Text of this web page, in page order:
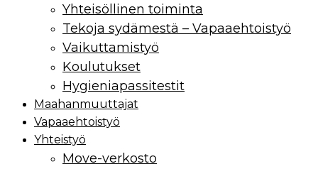
Yhteisöllinen toiminta
Tekoja sydämestä – Vapaaehtoistyö
Vaikuttamistyö
Koulutukset
Hygieniapassitestit
Maahan­muuttajat
Vapaaehtoistyö
Yhteistyö
Move-verkosto